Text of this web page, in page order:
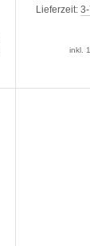
Maße
Lieferzeit:
inkl.